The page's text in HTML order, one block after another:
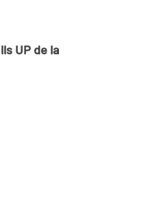
UP de la